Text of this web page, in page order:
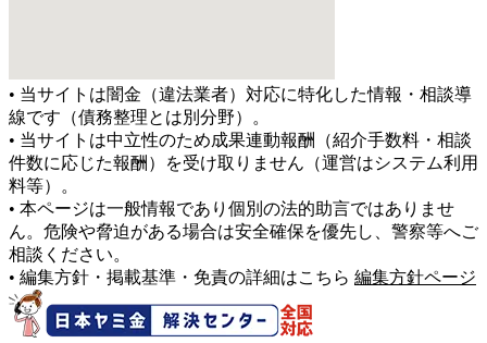
• 当サイトは闇金（違法業者）対応に特化した情報・相談導
線です（債務整理とは別分野）。
• 当サイトは中立性のため成果連動報酬（紹介手数料・相談
件数に応じた報酬）を受け取りません（運営はシステム利用
料等）。
• 本ページは一般情報であり個別の法的助言ではありませ
ん。危険や脅迫がある場合は安全確保を優先し、警察等へご
相談ください。
• 編集方針・掲載基準・免責の詳細はこちら 編集方針ページ